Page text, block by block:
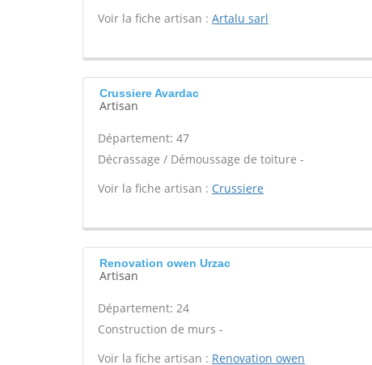
Voir la fiche artisan : Artalu sarl
Crussiere Avardac
Artisan
Département: 47
Décrassage / Démoussage de toiture -
Voir la fiche artisan : Crussiere
Renovation owen Urzac
Artisan
Département: 24
Construction de murs -
Voir la fiche artisan : Renovation owen